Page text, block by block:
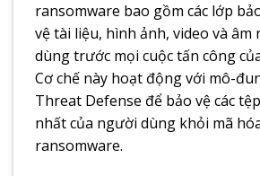
ransomware bao gồm các lớp
vệ tài liệu, hình ảnh, video và âm
dùng trước mọi cuộc tấn công
Cơ chế này hoạt động với mô-
Threat Defense để bảo vệ các
nhất của người dùng khỏi mã
ransomware.